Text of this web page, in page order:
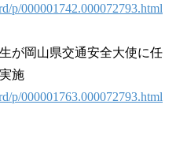
p/000001742.000072793.html
が岡山県交通安全大使に任
施
p/000001763.000072793.html